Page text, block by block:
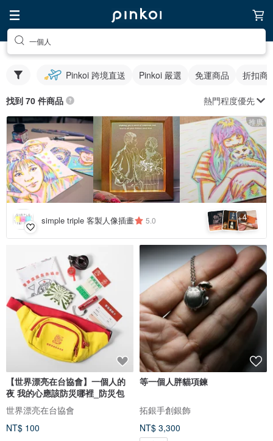
一個人
Pinkoi 跨境直送 Pinkoi 嚴選 免運商品 折扣商
找到 70 件商品 熱門程度優先
推廣
simple triple 客製人像插畫 5.0 +4
【世界漂亮在台協會】一個人的
夜 我的心應該防災哪裡_防災包
世界漂亮在台協會
NT$ 100
等一個人胖貓項鍊
拓銀手創銀飾
NT$ 3,300